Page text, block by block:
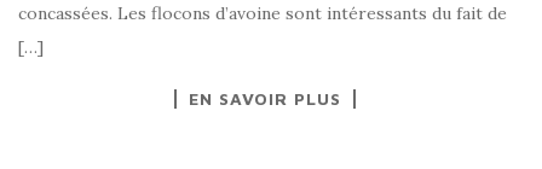
concassées. Les flocons d’avoine sont intéressants du fait de
[…]
EN SAVOIR PLUS